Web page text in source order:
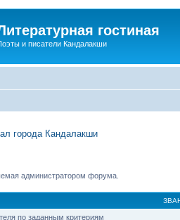
гостиная
и писатели Кандалакши
города Кандалакши
администратором форума.
по заданным критериям